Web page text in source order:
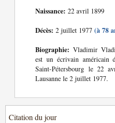
Naissance: 22 avril 1899
Décès: 2 juillet 1977(à 78
Biographie: Vladimir
est un écrivain américain
Saint-Pétersbourg le 22
Lausanne le 2 juillet 1977.
Citation du jour